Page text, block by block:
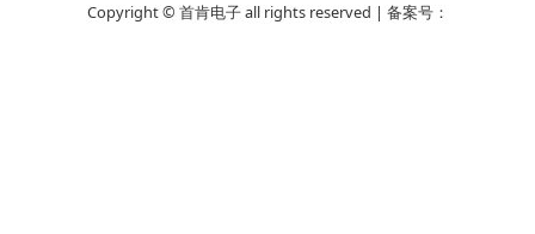
Copyright © 首肯电子 all rights reserved | 备案号：